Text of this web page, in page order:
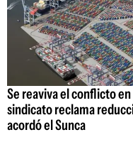
Se reaviva el conflicto
sindicato reclama
acordó el Sunca